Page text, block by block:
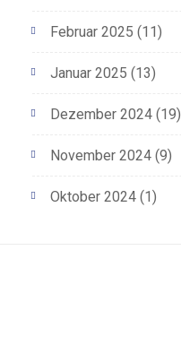
Februar 2025 (11)
Januar 2025 (13)
Dezember 2024(19)
November 2024(9)
Oktober 2024(1)